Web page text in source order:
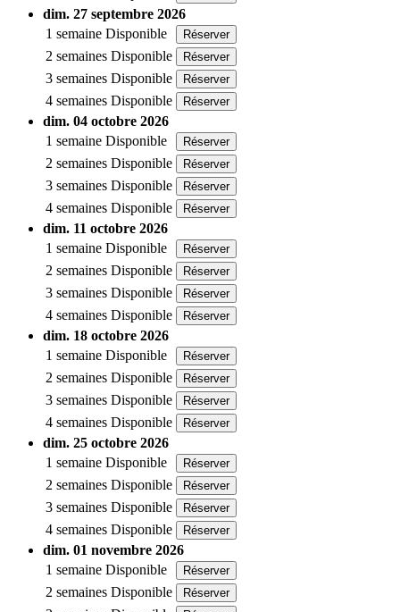
dim. 27 septembre 2026
1 semaine Disponible Réserver
2 semaines Disponible Réserver
3 semaines Disponible Réserver
4 semaines Disponible Réserver
dim. 04 octobre 2026
1 semaine Disponible Réserver
2 semaines Disponible Réserver
3 semaines Disponible Réserver
4 semaines Disponible Réserver
dim. 11 octobre 2026
1 semaine Disponible Réserver
2 semaines Disponible Réserver
3 semaines Disponible Réserver
4 semaines Disponible Réserver
dim. 18 octobre 2026
1 semaine Disponible Réserver
2 semaines Disponible Réserver
3 semaines Disponible Réserver
4 semaines Disponible Réserver
dim. 25 octobre 2026
1 semaine Disponible Réserver
2 semaines Disponible Réserver
3 semaines Disponible Réserver
4 semaines Disponible Réserver
dim. 01 novembre 2026
1 semaine Disponible Réserver
2 semaines Disponible Réserver